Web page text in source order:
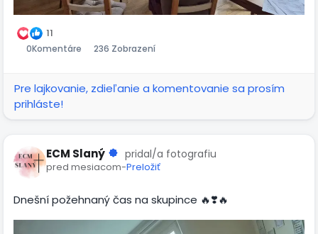
11
0Komentáre 236 Zobrazení
Pre lajkovanie, zdieľanie a komentovanie sa prosím
prihláste!
ECM Slaný pridal/a fotografiu
pred mesiacom-Preložiť
Dnešní požehnaný čas na skupince 🔥❣️🔥